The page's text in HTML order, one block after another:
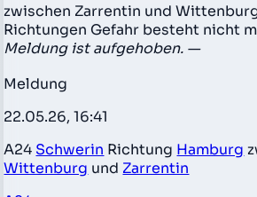
zwischen Zarrentin und
Richtungen Gefahr besteht nicht
Meldung ist aufgehoben. —
Meldung
22.05.26, 16:41
A24 Schwerin Richtung Hamburg
Wittenburg und Zarrentin